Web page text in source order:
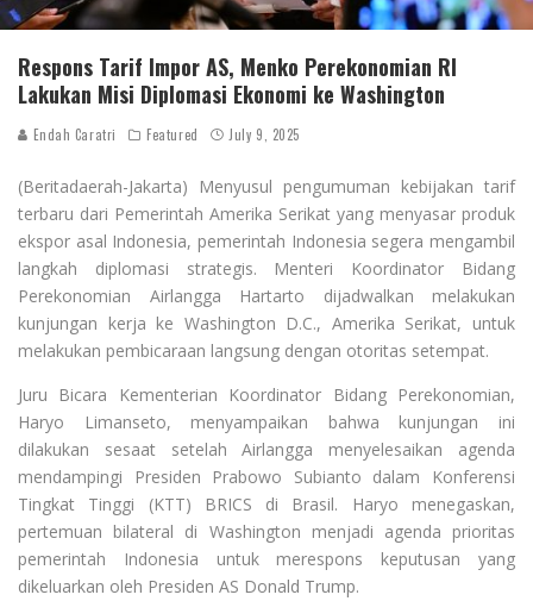
Respons Tarif Impor AS, Menko Perekonomian RI
Lakukan Misi Diplomasi Ekonomi ke Washington
Endah Caratri Featured July 9, 2025
(Beritadaerah-Jakarta) Menyusul pengumuman kebijakan tarif
terbaru dari Pemerintah Amerika Serikat yang menyasar produk
ekspor asal Indonesia, pemerintah Indonesia segera mengambil
langkah diplomasi strategis. Menteri Koordinator Bidang
Perekonomian Airlangga Hartarto dijadwalkan melakukan
kunjungan kerja ke Washington D.C., Amerika Serikat, untuk
melakukan pembicaraan langsung dengan otoritas setempat.
Juru Bicara Kementerian Koordinator Bidang Perekonomian,
Haryo Limanseto, menyampaikan bahwa kunjungan ini
dilakukan sesaat setelah Airlangga menyelesaikan agenda
mendampingi Presiden Prabowo Subianto dalam Konferensi
Tingkat Tinggi (KTT) BRICS di Brasil. Haryo menegaskan,
pertemuan bilateral di Washington menjadi agenda prioritas
pemerintah Indonesia untuk merespons keputusan yang
dikeluarkan oleh Presiden AS Donald Trump.